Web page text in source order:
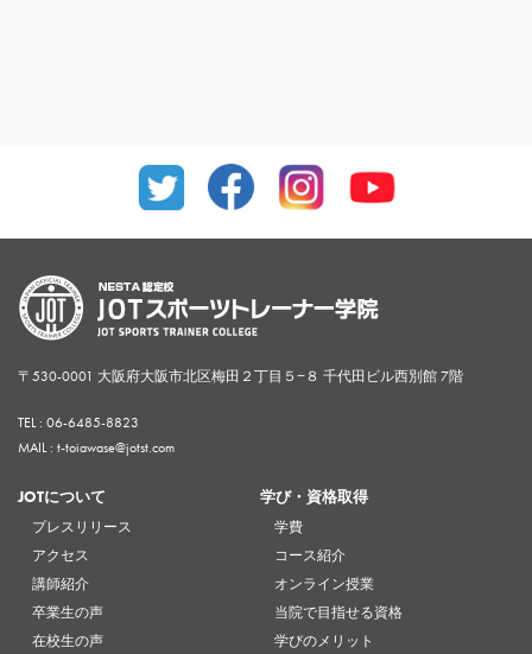
〒530-0001 大阪府大阪市北区梅田２丁目５−８ 千代田ビル西別館 7階
TEL : 06-6485-8823
MAIL : t-toiawase@jotst.com
JOTについて
プレスリリース
アクセス
講師紹介
卒業生の声
在校生の声
学び・資格取得
学費
コース紹介
オンライン授業
当院で目指せる資格
学びのメリット